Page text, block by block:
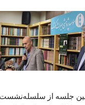
جلسه از